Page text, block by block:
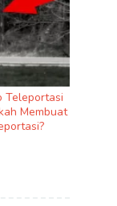
Teleportasi
Membuat